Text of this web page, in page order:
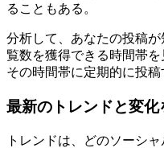
ることもある。
分析して、あなたの投稿
覧数を獲得できる時間帯を
その時間帯に定期的に投稿
最新のトレンドと変化
トレンドは、どのソーシ